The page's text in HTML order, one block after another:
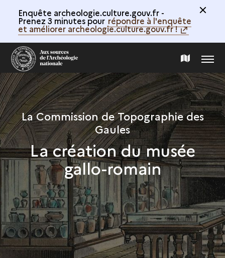
Enquête archeologie.culture.gouv.fr -
Prenez 3 minutes pour répondre à l'enquête
et améliorer archeologie.culture.gouv.fr !
CARTE
DE
LA
COLLECTION
MENU
La Commission de Topographie des
Gaules
La création du musée
gallo-romain